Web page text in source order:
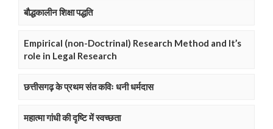
बौद्धकालीन शिक्षा पद्धति
Empirical (non-Doctrinal) Research Method and It’s
role in Legal Research
छत्तीसगढ़ के प्रथम संत कविः धनी धर्मदास
महात्मा गांधी की दृष्टि में स्वच्छता